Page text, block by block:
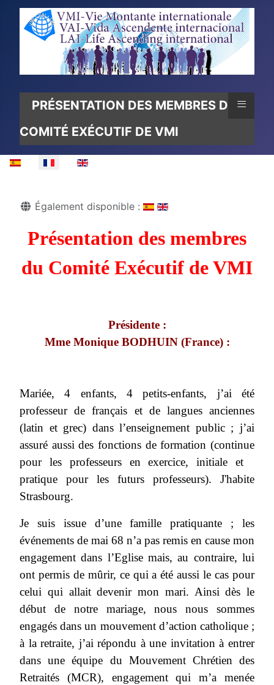
PRÉSENTATION DES MEMBRES DU
COMITÉ EXÉCUTIF DE VMI
≡
Sélectionnez votre langue
DétailsÉgalement disponible :
Présentation des membres
du Comité Exécutif de VMI
Présidente :
Mme Monique BODHUIN (France) :
Mariée, 4 enfants, 4 petits-enfants, j’ai été
professeur de français et de langues anciennes
(latin et grec) dans l’enseignement public ; j’ai
assuré aussi des fonctions de formation (continue
pour les professeurs en exercice, initiale et
pratique pour les futurs professeurs). J'habite
Strasbourg.
Je suis issue d’une famille pratiquante ; les
événements de mai 68 n’a pas remis en cause mon
engagement dans l’Eglise mais, au contraire, lui
ont permis de mûrir, ce qui a été aussi le cas pour
celui qui allait devenir mon mari. Ainsi dès le
début de notre mariage, nous nous sommes
engagés dans un mouvement d’action catholique ;
à la retraite, j’ai répondu à une invitation à entrer
dans une équipe du Mouvement Chrétien des
Retraités (MCR), engagement qui m’a menée